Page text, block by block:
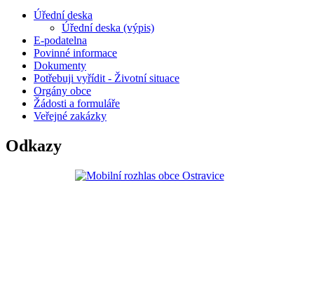
Úřední deska
Úřední deska (výpis)
E-podatelna
Povinné informace
Dokumenty
Potřebuji vyřídit - Životní situace
Orgány obce
Žádosti a formuláře
Veřejné zakázky
Odkazy